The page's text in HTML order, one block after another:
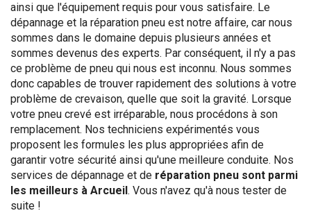
ainsi que l'équipement requis pour vous satisfaire. Le
dépannage et la réparation pneu est notre affaire, car nous
sommes dans le domaine depuis plusieurs années et
sommes devenus des experts. Par conséquent, il n'y a pas
ce problème de pneu qui nous est inconnu. Nous sommes
donc capables de trouver rapidement des solutions à votre
problème de crevaison, quelle que soit la gravité. Lorsque
votre pneu crevé est irréparable, nous procédons à son
remplacement. Nos techniciens expérimentés vous
proposent les formules les plus appropriées afin de
garantir votre sécurité ainsi qu'une meilleure conduite. Nos
services de dépannage et de réparation pneu sont parmi
les meilleurs à Arcueil. Vous n'avez qu'à nous tester de
suite !